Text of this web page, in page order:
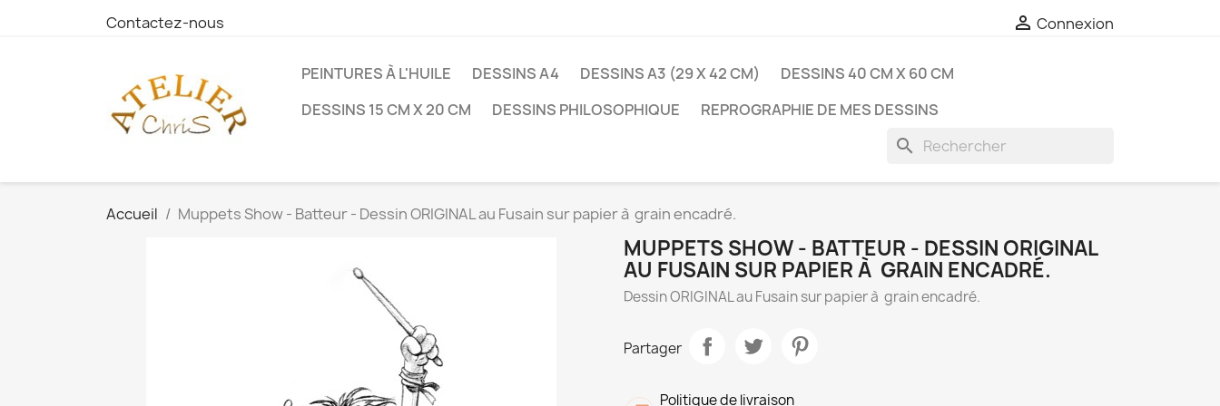
Contactez-nous  Connexion
PEINTURES À L'HUILE DESSINS A4 DESSINS A3 (29 X 42 CM)
DESSINS 40 CM X 60 CM
DESSINS 15 CM X 20 CM
DESSINS PHILOSOPHIQUE REPROGRAPHIE DE MES DESSINS
search
Accueil Muppets Show - Batteur - Dessin ORIGINAL au Fusain sur papier à grain encadré.
MUPPETS SHOW - BATTEUR - DESSIN ORIGINAL
AU FUSAIN SUR PAPIER À GRAIN ENCADRÉ.
Dessin ORIGINAL au Fusain sur papier à grain encadré.
Partager
Politique de livraison